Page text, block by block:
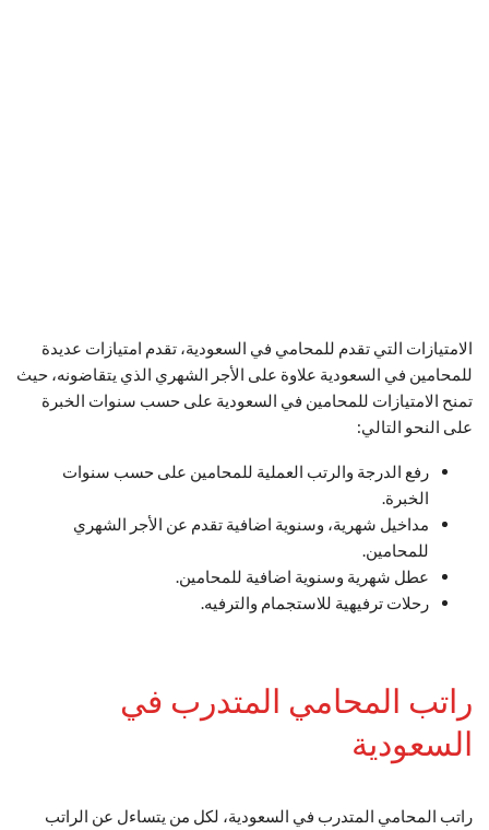
الامتيازات التي تقدم للمحامي في السعودية، تقدم امتيازات عديدة
للمحامين في السعودية علاوة على الأجر الشهري الذي يتقاضونه، حيث
تمنح الامتيازات للمحامين في السعودية على حسب سنوات الخبرة
على النحو التالي:
رفع الدرجة والرتب العملية للمحامين على حسب سنوات
الخبرة.
مداخيل شهرية، وسنوية اضافية تقدم عن الأجر الشهري
للمحامين.
عطل شهرية وسنوية اضافية للمحامين.
رحلات ترفيهية للاستجمام والترفيه.
راتب المحامي المتدرب في
السعودية
راتب المحامي المتدرب في السعودية، لكل من يتساءل عن الراتب